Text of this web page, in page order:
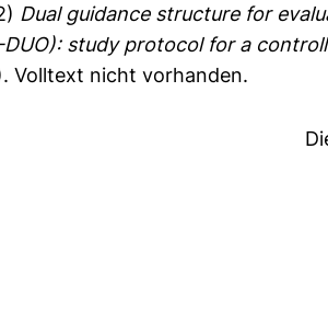
Dual guidance structure for
DUO): study protocol for a
Volltext nicht vorhanden.